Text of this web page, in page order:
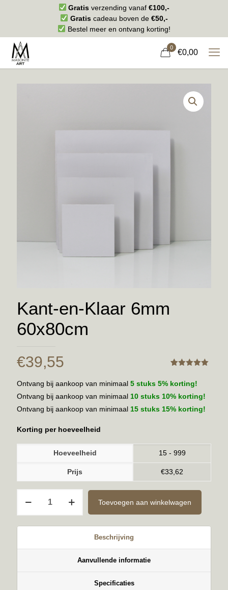
Gratis verzending vanaf€100,-
Gratiscadeau boven de €50,-
Bestel meer en ontvang korting!
0
€0,00
Kant-en-Klaar 6mm
60x80cm
€39,55
Ontvang bij aankoop van minimaal 5 stuks 5% korting!
Ontvang bij aankoop van minimaal 10 stuks 10% korting!
Ontvang bij aankoop van minimaal 15 stuks 15% korting!
Korting per hoeveelheid
Hoeveelheid 15 - 999
Prijs €33,62
Toevoegen aan winkelwagen
Beschrijving
Aanvullende informatie
Specificaties